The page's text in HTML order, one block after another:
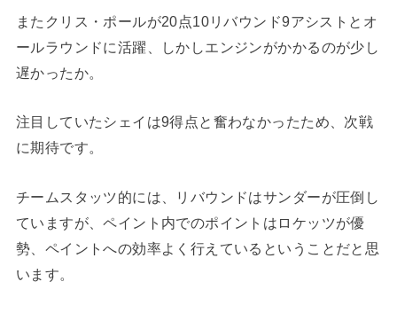
またクリス・ポールが20点10リバウンド9アシストとオ
ールラウンドに活躍、しかしエンジンがかかるのが少し
遅かったか。
注目していたシェイは9得点と奮わなかったため、次戦
に期待です。
チームスタッツ的には、リバウンドはサンダーが圧倒し
ていますが、ペイント内でのポイントはロケッツが優
勢、ペイントへの効率よく行えているということだと思
います。